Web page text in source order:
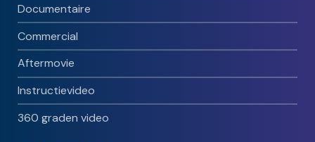
Documentaire
Commercial
Aftermovie
Instructievideo
360 graden video